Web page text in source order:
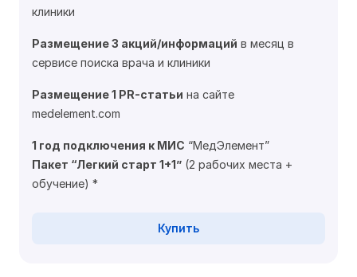
клиники
Размещение 3 акций/информаций в месяц в
сервисе поиска врача и клиники
Размещение 1 PR-статьи на сайте
medelement.com
1 год подключения к МИС “МедЭлемент”
Пакет “Легкий старт 1+1” (2 рабочих места +
обучение) *
Купить